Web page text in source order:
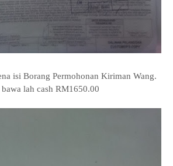
isi Borang Permohonan Kiriman Wang.
bawa lah cash RM1650.00